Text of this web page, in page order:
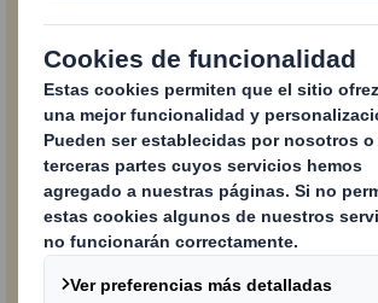
Sí, me gustaría recibir comunicaciones,
actualizaciones sobre los productos y
Smith por mail.
Siempre puedes retirar tu consentimiento a
comunicaciones de email marketing
opción de anulación de subscripción
nuestro mensaje de email marketing.
Para más información sobre como DS Smith